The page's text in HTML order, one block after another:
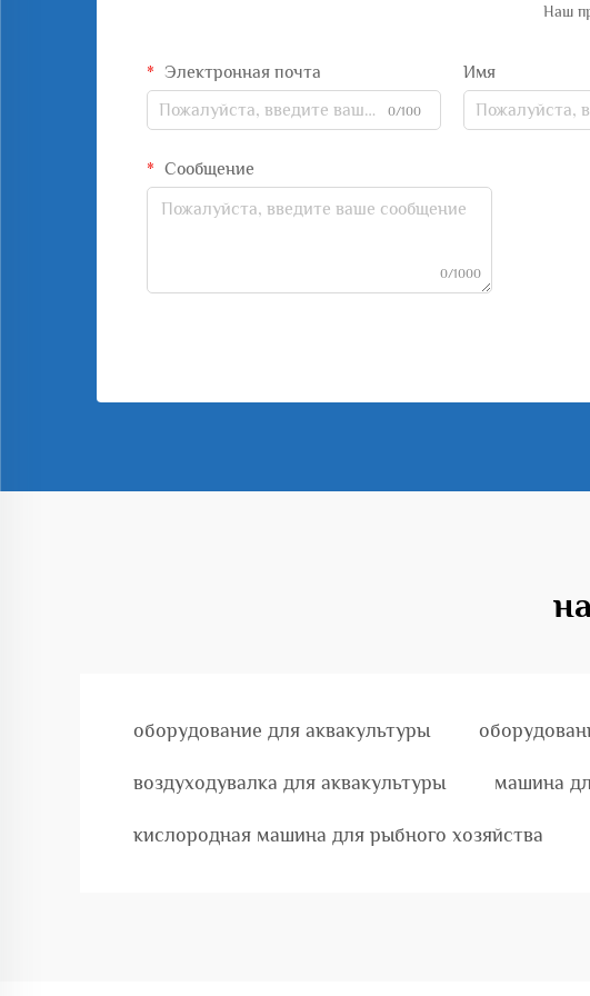
Наш
Электронная почта
0/100
Имя
Сообщение
0/1000
оборудование для аквакультуры
воздуходувалка для аквакультуры машина
кислородная машина для рыбного хозяйства